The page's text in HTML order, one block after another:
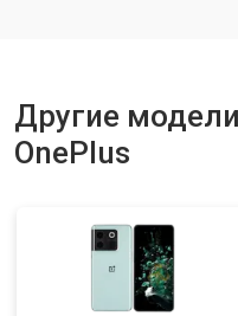
Другие
OnePlus